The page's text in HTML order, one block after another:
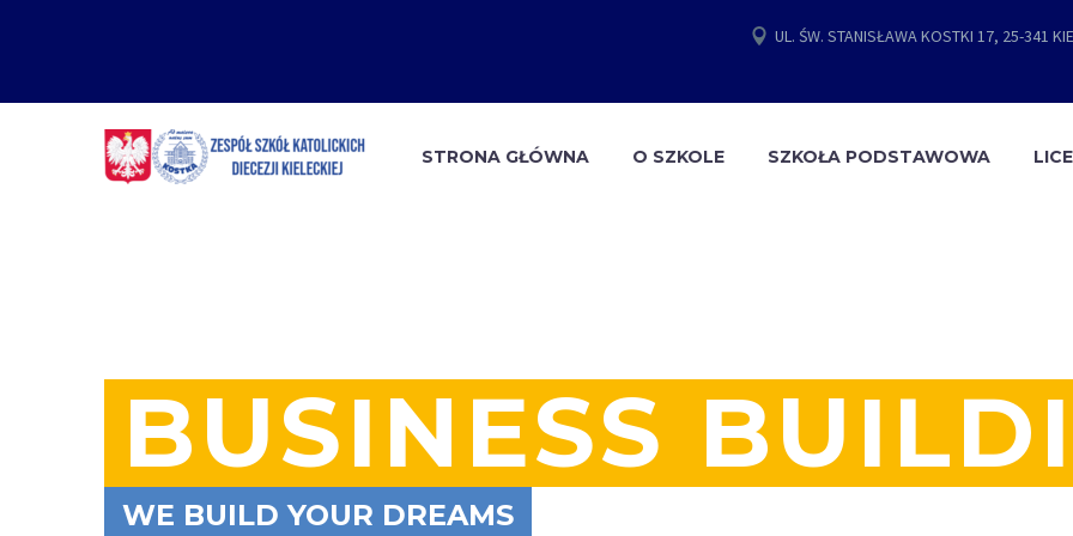
UL. ŚW. STANISŁAWA KOSTKI 17, 25-341
STRONA GŁÓWNA O SZKOLE SZKOŁA PODSTAWOWA
BUSINESS
WE BUILD YOUR DREAMS